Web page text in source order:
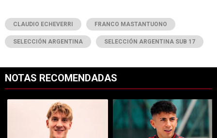
CLAUDIO ECHEVERRI FRANCO MASTANTUONO
SELECCIÓN ARGENTINA SELECCIÓN ARGENTINA SUB 17
NOTAS RECOMENDADAS
Un artículo de tendencia con el título "Es oficial: Facundo Colidio
Un artículo de tendencia con el